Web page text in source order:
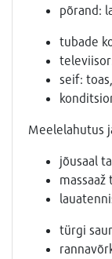
põrand:
tubade
seif:
Meelelahutus
jõusaal
massaaž
türgi